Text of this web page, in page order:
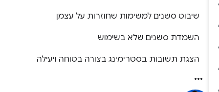
שיבוט סשנים למשימות שחוזרות על עצמן
השמדת סשנים שלא בשימוש
הצגת תשובות בסטרימינג בצורה בטוחה ויעילה